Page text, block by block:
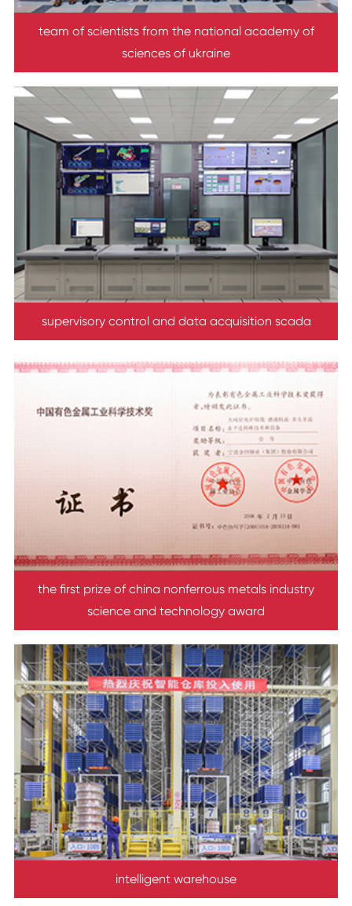
team of scientists from the national academy of
sciences of ukraine
supervisory control and data acquisition scada
the first prize of china nonferrous metals industry
science and technology award
intelligent warehouse